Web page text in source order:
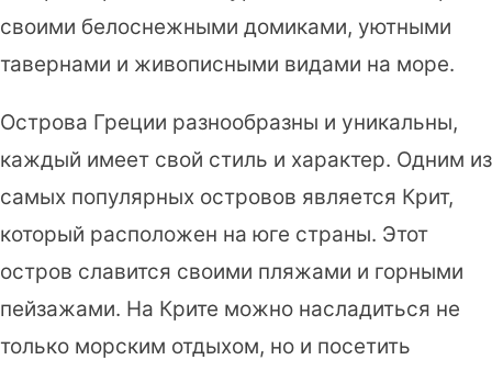
своими белоснежными домиками, уютными
тавернами и живописными видами на море.
Острова Греции разнообразны и уникальны,
каждый имеет свой стиль и характер. Одним из
самых популярных островов является Крит,
который расположен на юге страны. Этот
остров славится своими пляжами и горными
пейзажами. На Крите можно насладиться не
только морским отдыхом, но и посетить